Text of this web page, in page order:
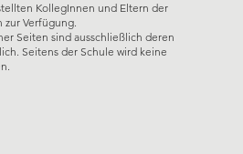
KollegInnen und Eltern der
zur Verfügung.
Seiten sind ausschließlich deren
Seitens der Schule wird keine